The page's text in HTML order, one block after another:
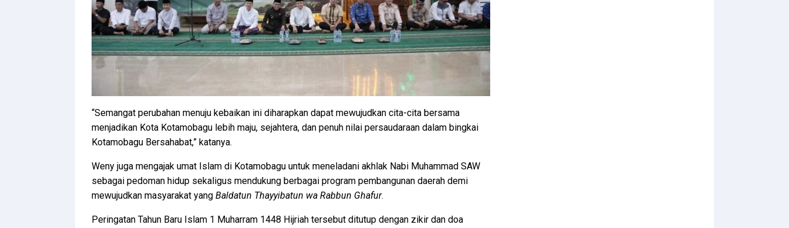
“Semangat perubahan menuju kebaikan ini diharapkan dapat mewujudkan cita-cita bersama
menjadikan Kota Kotamobagu lebih maju, sejahtera, dan penuh nilai persaudaraan dalam bingkai
Kotamobagu Bersahabat,” katanya.
Weny juga mengajak umat Islam di Kotamobagu untuk meneladani akhlak Nabi Muhammad SAW
sebagai pedoman hidup sekaligus mendukung berbagai program pembangunan daerah demi
mewujudkan masyarakat yang Baldatun Thayyibatun wa Rabbun Ghafur.
Peringatan Tahun Baru Islam 1 Muharram 1448 Hijriah tersebut ditutup dengan zikir dan doa